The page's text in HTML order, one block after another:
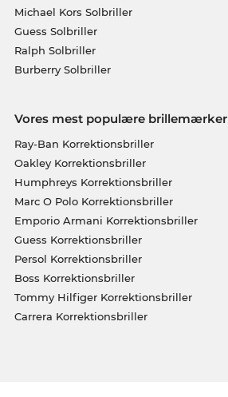
Michael Kors Solbriller
Guess Solbriller
Ralph Solbriller
Burberry Solbriller
Vores mest populære brillemærker
Ray-Ban Korrektionsbriller
Oakley Korrektionsbriller
Humphreys Korrektionsbriller
Marc O Polo Korrektionsbriller
Emporio Armani Korrektionsbriller
Guess Korrektionsbriller
Persol Korrektionsbriller
Boss Korrektionsbriller
Tommy Hilfiger Korrektionsbriller
Carrera Korrektionsbriller